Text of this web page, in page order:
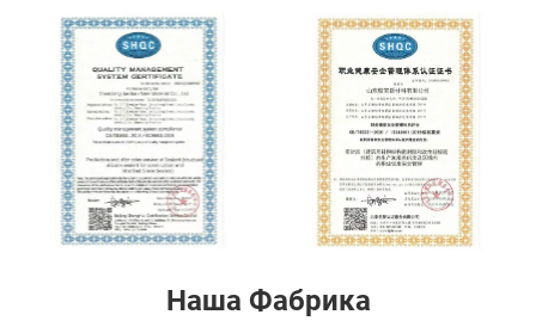
Наша Фабрика